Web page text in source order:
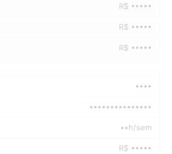
R$ •••••
R$ •••••
R$ •••••
••••
•••••••••••••••
••h/sem
R$ •••••